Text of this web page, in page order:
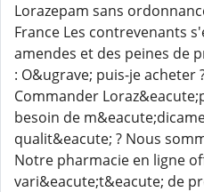
Lorazepam sans
France Les contrevenants
amendes et des peines de
: O&ugrave; puis-je acheter
Commander
besoin de
qualit&eacute; ? Nous
Notre pharmacie en ligne
vari&eacute;t&eacute; de